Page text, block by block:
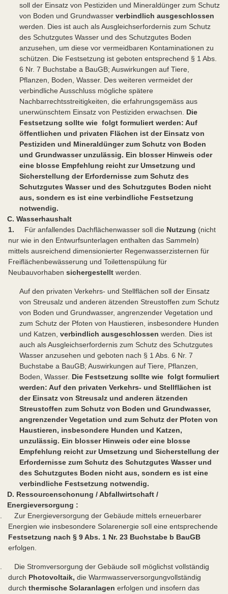
soll der Einsatz von Pestiziden und Mineraldünger zum Schutz
von Boden und Grundwasser verbindlich ausgeschlossen
werden. Dies ist auch als Ausgleichserfordernis zum Schutz
des Schutzgutes Wasser und des Schutzgutes Boden
anzusehen, um diese vor vermeidbaren Kontaminationen zu
schützen. Die Festsetzung ist geboten entsprechend § 1 Abs.
6 Nr. 7 Buchstabe a BauGB; Auswirkungen auf Tiere,
Pflanzen, Boden, Wasser. Des weiteren vermeidet der
verbindliche Ausschluss mögliche spätere
Nachbarrechtsstreitigkeiten, die erfahrungsgemäss aus
unerwünschtem Einsatz von Pestiziden erwachsen. Die
Festsetzung sollte wie folgt formuliert werden: Auf
öffentlichen und privaten Flächen ist der Einsatz von
Pestiziden und Mineraldünger zum Schutz von Boden
und Grundwasser unzulässig. Ein blosser Hinweis oder
eine blosse Empfehlung reicht zur Umsetzung und
Sicherstellung der Erfordernisse zum Schutz des
Schutzgutes Wasser und des Schutzgutes Boden nicht
aus, sondern es ist eine verbindliche Festsetzung
notwendig.
C. Wasserhaushalt
1. Für anfallendes Dachflächenwasser soll die Nutzung (nicht
nur wie in den Entwurfsunterlagen enthalten das Sammeln)
mittels ausreichend dimensionierter Regenwasserzisternen für
Freiflächenbewässerung und Toilettenspülung für
Neubauvorhaben sichergestellt werden.
Auf den privaten Verkehrs- und Stellflächen soll der Einsatz
von Streusalz und anderen ätzenden Streustoffen zum Schutz
von Boden und Grundwasser, angrenzender Vegetation und
zum Schutz der Pfoten von Haustieren, insbesondere Hunden
und Katzen, verbindlich ausgeschlossen werden. Dies ist
auch als Ausgleichserfordernis zum Schutz des Schutzgutes
Wasser anzusehen und geboten nach § 1 Abs. 6 Nr. 7
Buchstabe a BauGB; Auswirkungen auf Tiere, Pflanzen,
Boden, Wasser. Die Festsetzung sollte wie folgt formuliert
werden: Auf den privaten Verkehrs- und Stellflächen ist
der Einsatz von Streusalz und anderen ätzenden
Streustoffen zum Schutz von Boden und Grundwasser,
angrenzender Vegetation und zum Schutz der Pfoten von
Haustieren, insbesondere Hunden und Katzen,
unzulässig. Ein blosser Hinweis oder eine blosse
Empfehlung reicht zur Umsetzung und Sicherstellung der
Erfordernisse zum Schutz des Schutzgutes Wasser und
des Schutzgutes Boden nicht aus, sondern es ist eine
verbindliche Festsetzung notwendig.
D. Ressourcenschonung / Abfallwirtschaft /
Energieversorgung :
Zur Energieversorgung der Gebäude mittels erneuerbarer
Energien wie insbesondere Solarenergie soll eine entsprechende
Festsetzung nach § 9 Abs. 1 Nr. 23 Buchstabe b BauGB
erfolgen.
Die Stromversorgung der Gebäude soll möglichst vollständig
durch Photovoltaik, die Warmwasserversorgungvollständig
durch thermische Solaranlagen erfolgen und insofern das